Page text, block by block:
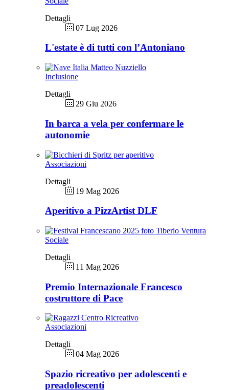
Dettagli
07 Lug 2026
L'estate è di tutti con l’Antoniano
Inclusione
Dettagli
29 Giu 2026
In barca a vela per confermare le
autonomie
Associazioni
Dettagli
19 Mag 2026
Aperitivo a PizzArtist DLF
Sociale
Dettagli
11 Mag 2026
Premio Internazionale Francesco
costruttore di Pace
Associazioni
Dettagli
04 Mag 2026
Spazio ricreativo per adolescenti e
preadolescenti